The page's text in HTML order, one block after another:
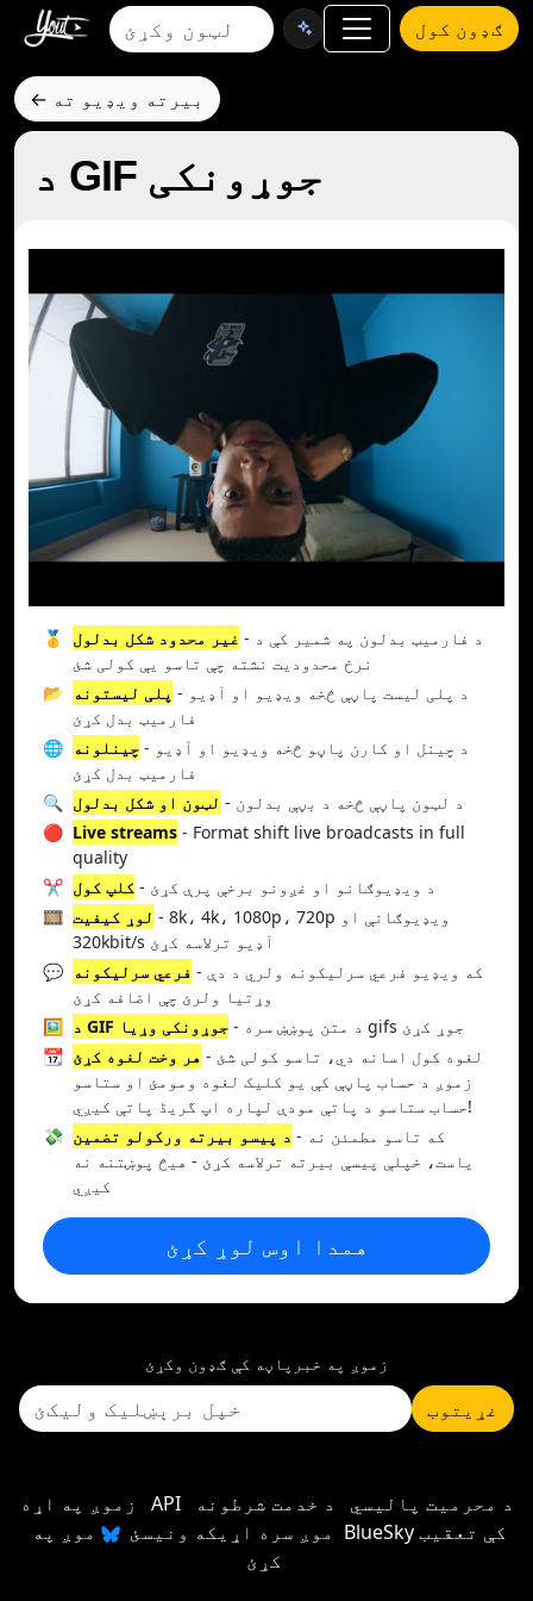
ګډون کول
← بیرته ویډیو ته
د GIF جوړونکی
🥇 غیر محدود شکل بدلول - د فارمیټ بدلون په شمیر کې د
نرخ محدودیت نشته چې تاسو یې کولی شئ
📂 پلی لیستونه - د پلی لیست پاڼې څخه ویډیو او آډیو
فارمیټ بدل کړئ
🌐 چینلونه - د چینل او کارن پاڼو څخه ویډیو او آډیو
فارمیټ بدل کړئ
🔍 لټون او شکل بدلول
- د لټون پاڼې څخه د بڼې بدلون
🔴 Live streams - Format shift live broadcasts in full
quality
✂️ کلپ کول
- د ویډیوګانو او غږونو برخې پرې کړئ
🎞️ لوړ کیفیت - 8k، 4k، 1080p، 720p ویډیوګانې او
320kbit/s آډیو ترلاسه کړئ
💬 فرعي سرلیکونه - که ویډیو فرعي سرلیکونه ولري د دې
وړتیا ولرئ چې اضافه کړئ
🖼️
د GIF جوړونکی وړیا
- د متن پوښښ سره gifs جوړ کړئ
📆 هر وخت لغوه کړئ - لغوه کول اسانه دي، تاسو کولی شئ
زموږ د حساب پاڼې کې یو کلیک لغوه ومومئ او ستاسو
حساب ستاسو د پاتې مودې لپاره اپ گریڈ پاتې کیږي!
💸 د پیسو بیرته ورکولو تضمین - که تاسو مطمئن نه
یاست، خپلې پیسې بیرته ترلاسه کړئ - هیڅ پوښتنه نه
کیږي
همدا اوس لوړ کړئ
زموږ په خبرپاڼه کې ګډون وکړئ
غړیتوب
زموږ په اړه API د محرمیت پالیسي
د خدمت شرطونه
موږ سره اړیکه ونیسئ
موږ په BlueSky کې تعقیب
کړئ